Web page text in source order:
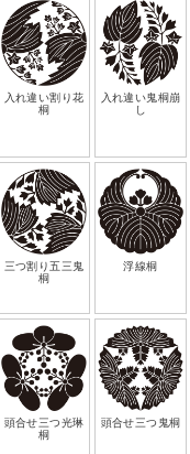
入れ違い割り花
桐
入れ違い鬼桐崩
し
三つ割り五三鬼
桐
浮線桐
頭合せ三つ光琳
桐
頭合せ三つ鬼桐